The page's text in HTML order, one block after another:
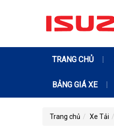
TRANG CHỦ
BẢNG GIÁ XE
Trang chủ Xe Tải